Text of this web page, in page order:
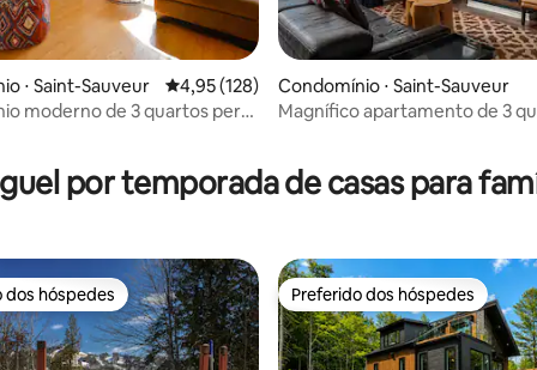
de 5, 135 avaliações
⋅ Saint-Sauveur 4,95 de uma avaliação média de 5, 128
4,95 (128)
moderno de 3 quartos perto
Condomínio ⋅ Saint-Sauveur
Magnífico apartamento de 3
por temporada de casas para
dos hóspedes
dos hóspedes Preferido dos hóspedes
Preferido dos hóspedes